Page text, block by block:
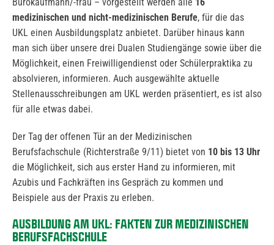
medizinischen und nicht-medizinischen Berufe, für die das
UKL einen Ausbildungsplatz anbietet. Darüber hinaus kann
man sich über unsere drei Dualen Studiengänge sowie über die
Möglichkeit, einen Freiwilligendienst oder Schülerpraktika zu
absolvieren, informieren. Auch ausgewählte aktuelle
Stellenausschreibungen am UKL werden präsentiert, es ist also
für alle etwas dabei.
Der Tag der offenen Tür an der Medizinischen
Berufsfachschule (Richterstraße 9/11) bietet von 10 bis 13 Uhr
die Möglichkeit, sich aus erster Hand zu informieren, mit
Azubis und Fachkräften ins Gespräch zu kommen und
Beispiele aus der Praxis zu erleben.
AUSBILDUNG AM UKL: FAKTEN ZUR MEDIZINISCHEN
BERUFSFACHSCHULE